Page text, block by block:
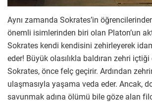
Aynı zamanda Sokrates’in
önemli isimlerinden biri olan Platon’un
Sokrates kendi kendisini zehirleyerek
eder! Büyük olasılıkla baldıran zehri
Sokrates, önce felç geçirir. Ardından
ulaşmasıyla yaşama veda eder. Ancak,
savunmak adına ölümü bile göze alan